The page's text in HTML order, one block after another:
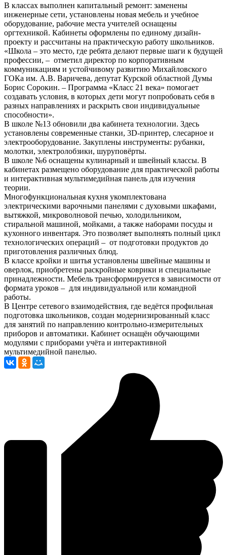
В классах выполнен капитальный ремонт: заменены
инженерные сети, установлены новая мебель и учебное
оборудование, рабочие места учителей оснащены
оргтехникой. Кабинеты оформлены по единому дизайн-
проекту и рассчитаны на практическую работу школьников.
«Школа – это место, где ребята делают первые шаги к будущей
профессии, – отметил директор по корпоративным
коммуникациям и устойчивому развитию Михайловского
ГОКа им. А.В. Варичева, депутат Курской областной Думы
Борис Сорокин. – Программа «Класс 21 века» помогает
создавать условия, в которых дети могут попробовать себя в
разных направлениях и раскрыть свои индивидуальные
способности».
В школе №13 обновили два кабинета технологии. Здесь
установлены современные станки, 3D-принтер, слесарное и
электрооборудование. Закуплены инструменты: рубанки,
молотки, электролобзики, шуруповёрты.
В школе №6 оснащены кулинарный и швейный классы. В
кабинетах размещено оборудование для практической работы
и интерактивная мультимедийная панель для изучения
теории.
Многофункциональная кухня укомплектована
электрическими варочными панелями с духовыми шкафами,
вытяжкой, микроволновой печью, холодильником,
стиральной машиной, мойками, а также наборами посуды и
кухонного инвентаря. Это позволяет выполнять полный цикл
технологических операций – от подготовки продуктов до
приготовления различных блюд.
В классе кройки и шитья установлены швейные машины и
оверлок, приобретены раскройные коврики и специальные
принадлежности. Мебель трансформируется в зависимости от
формата уроков – для индивидуальной или командной
работы.
В Центре сетевого взаимодействия, где ведётся профильная
подготовка школьников, создан модернизированный класс
для занятий по направлению контрольно-измерительных
приборов и автоматики. Кабинет оснащён обучающими
модулями с приборами учёта и интерактивной
мультимедийной панелью.